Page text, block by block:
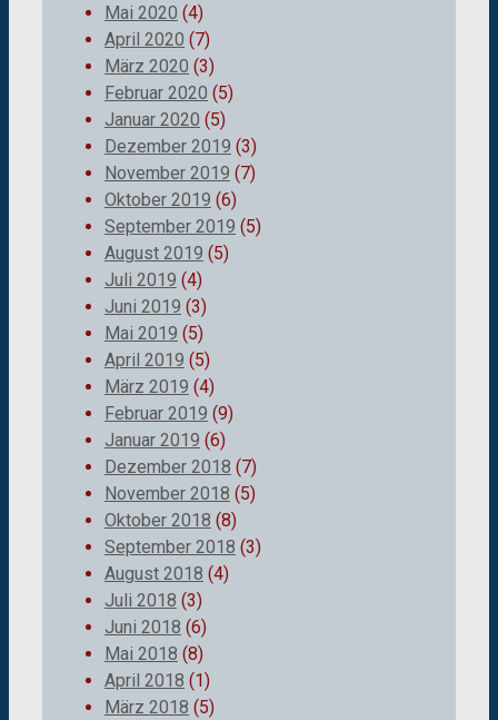
Mai 2020 (4)
April 2020 (7)
März 2020 (3)
Februar 2020 (5)
Januar 2020 (5)
Dezember 2019 (3)
November 2019 (7)
Oktober 2019 (6)
September 2019 (5)
August 2019 (5)
Juli 2019 (4)
Juni 2019 (3)
Mai 2019 (5)
April 2019 (5)
März 2019 (4)
Februar 2019 (9)
Januar 2019 (6)
Dezember 2018 (7)
November 2018 (5)
Oktober 2018 (8)
September 2018 (3)
August 2018 (4)
Juli 2018 (3)
Juni 2018 (6)
Mai 2018 (8)
April 2018 (1)
März 2018 (5)